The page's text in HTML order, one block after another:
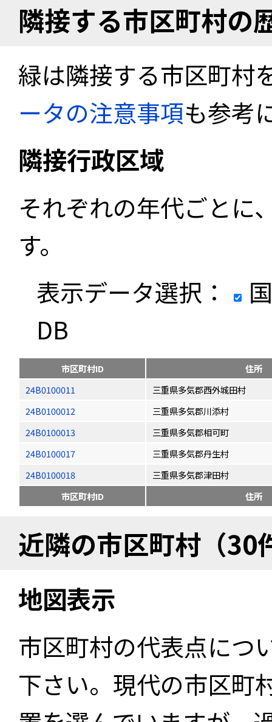
隣接する市区町村の
緑は隣接する市区町村
ータの注意事項も参考
隣接行政区域
それぞれの年代ごとに
す。
表示データ選択：
DB
市区町村ID
住所
24B0100011
三重県多気郡西外城田村
24B0100012
三重県多気郡川添村
24B0100013
三重県多気郡相可町
24B0100017
三重県多気郡丹生村
24B0100018
三重県多気郡津田村
市区町村ID
住所
近隣の市区町村（30
地図表示
市区町村の代表点につ
下さい。現代の市区町